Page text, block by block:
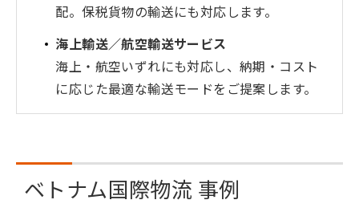
配。保税貨物の輸送にも対応します。
海上輸送／航空輸送サービス
海上・航空いずれにも対応し、納期・コスト
に応じた最適な輸送モードをご提案します。
ベトナム国際物流 事例